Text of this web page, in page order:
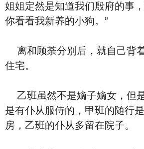
姐姐定然是知道我们殷府的事
你看看我新养的小狗。”
离和顾荼分别后，就自己背
住宅。
乙班虽然不是嫡子嫡女，但
是有仆从服侍的，甲班的随行
房，乙班的仆从多留在院子。